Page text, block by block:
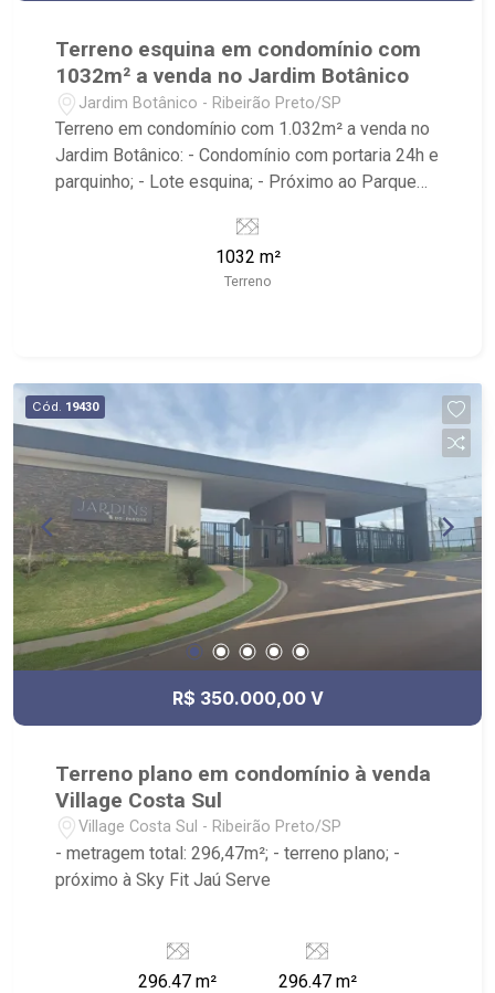
Terreno esquina em condomínio com
1032m² a venda no Jardim Botânico
Jardim Botânico - Ribeirão Preto/SP
Terreno em condomínio com 1.032m² a venda no
Jardim Botânico: - Condomínio com portaria 24h e
parquinho; - Lote esquina; - Próximo ao Parque
Fiusa Center, academia Pacer, Colégio Santa
Úrsula e Avenida Professor João Fiusa. -
Ribeirão Imóveis, referência em venda, compra e
análise criteriosa de documentação; - com foco:
Zona Sul, Zona Leste, Centro e Bonfim Paulista; -
para Venda, Compra e Locação, imobiliária é
Ribeirão Imóveis - sede na Av. Professor João
Fiusa;
1032 m²
Terreno
Cód. 19430
R$ 350.000,00 V
Terreno plano em condomínio à venda
Village Costa Sul
Village Costa Sul - Ribeirão Preto/SP
- metragem total: 296,47m²; - terreno plano; -
próximo à Sky Fit Jaú Serve
296.47 m² 296.47 m²